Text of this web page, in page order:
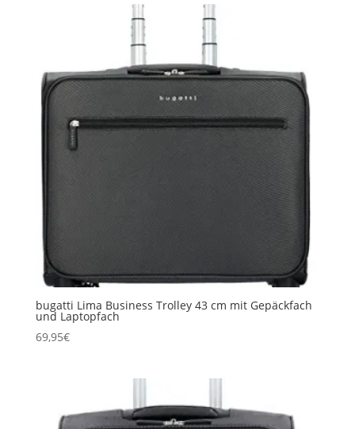
bugatti Lima Business Trolley 43 cm mit Gepäckfach
und Laptopfach
69,95€